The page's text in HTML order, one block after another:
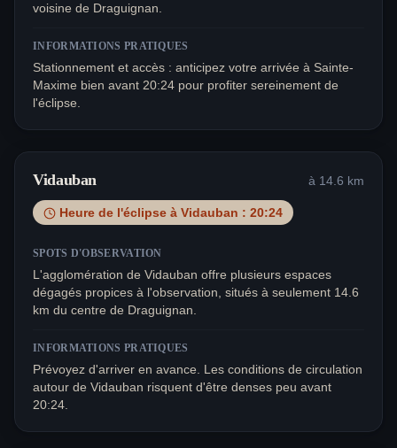
voisine de Draguignan.
INFORMATIONS PRATIQUES
Stationnement et accès : anticipez votre arrivée à Sainte-
Maxime bien avant 20:24 pour profiter sereinement de
l'éclipse.
Vidauban à 14.6 km
Heure de l'éclipse à Vidauban : 20:24
SPOTS D'OBSERVATION
L'agglomération de Vidauban offre plusieurs espaces
dégagés propices à l'observation, situés à seulement 14.6
km du centre de Draguignan.
INFORMATIONS PRATIQUES
Prévoyez d'arriver en avance. Les conditions de circulation
autour de Vidauban risquent d'être denses peu avant
20:24.